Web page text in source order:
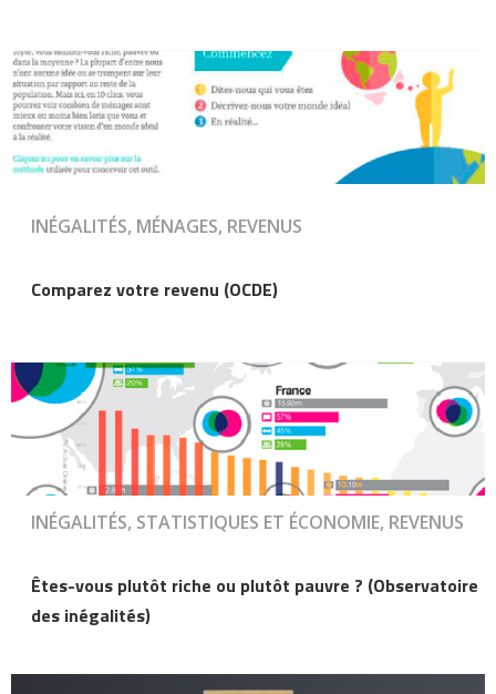
INÉGALITÉS, MÉNAGES, REVENUS
Comparez votre revenu (OCDE)
INÉGALITÉS, STATISTIQUES ET ÉCONOMIE, REVENUS
Êtes-vous plutôt riche ou plutôt pauvre ? (Observatoire
des inégalités)